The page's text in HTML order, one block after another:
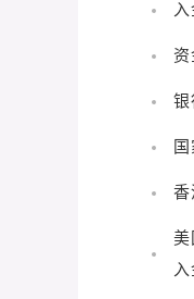
入
资
银
香
美
入